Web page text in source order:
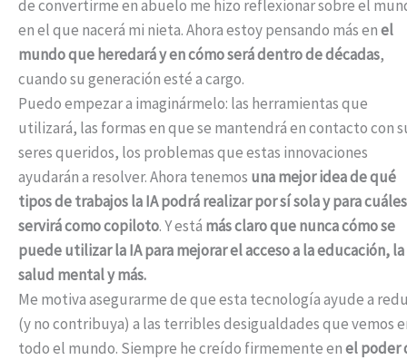
de convertirme en abuelo me hizo reflexionar sobre el
en el que nacerá mi nieta. Ahora estoy pensando más enel
mundo que heredará y en cómo será dentro de décadas,
cuando su generación esté a cargo.
Puedo empezar a imaginármelo: las herramientas que
utilizará, las formas en que se mantendrá en contacto con
seres queridos, los problemas que estas innovaciones
ayudarán a resolver. Ahora tenemos una mejor idea de qué
tipos de trabajos la IA podrá realizar por sí sola y para cuáles
servirá como copiloto. Y está más claro que nunca cómo se
puede utilizar la IA para mejorar el acceso a la educación, la
salud mental y más.
Me motiva asegurarme de que esta tecnología ayude a
(y no contribuya) a las terribles desigualdades que vemos
todo el mundo. Siempre he creído firmemente enel poder